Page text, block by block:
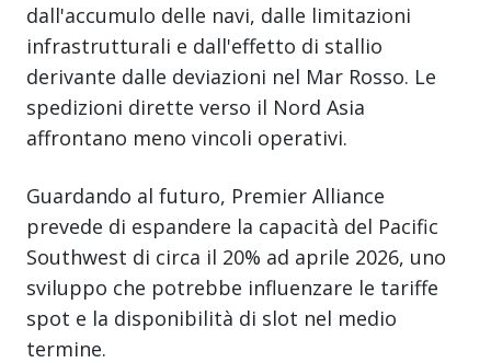
dall'accumulo delle navi, dalle limitazioni
infrastrutturali e dall'effetto di stallio
derivante dalle deviazioni nel Mar Rosso. Le
spedizioni dirette verso il Nord Asia
affrontano meno vincoli operativi.
Guardando al futuro, Premier Alliance
prevede di espandere la capacità del Pacific
Southwest di circa il 20% ad aprile 2026, uno
sviluppo che potrebbe influenzare le tariffe
spot e la disponibilità di slot nel medio
termine.